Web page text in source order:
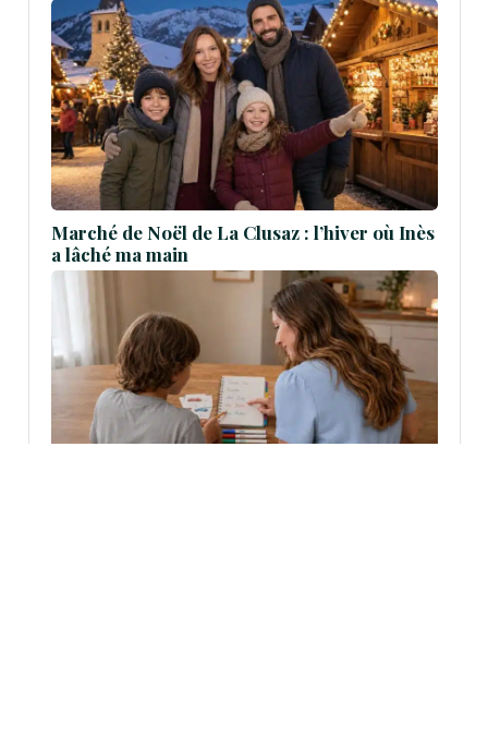
Marché de Noël de La Clusaz : l’hiver où Inès
a lâché ma main